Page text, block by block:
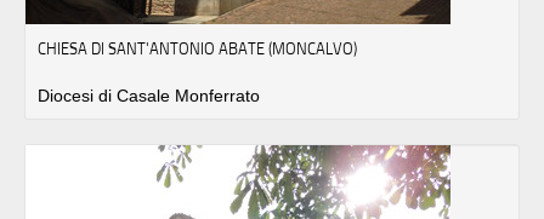
CHIESA DI SANT'ANTONIO ABATE (MONCALVO)
Diocesi di Casale Monferrato